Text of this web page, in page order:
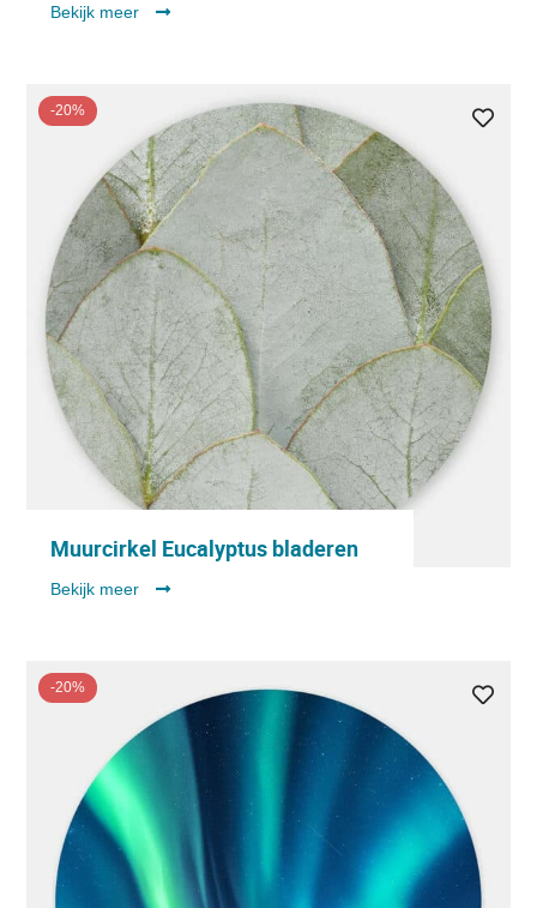
Bekijk meer
-20%
Muurcirkel Eucalyptus bladeren
Bekijk meer
-20%